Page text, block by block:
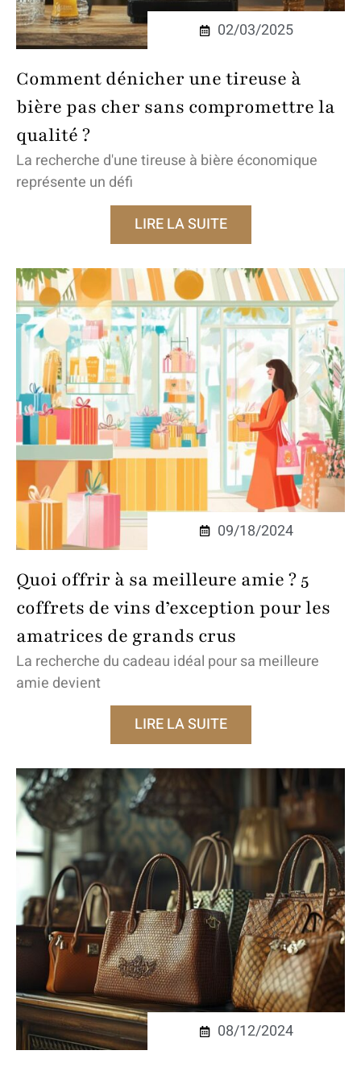
02/03/2025
Comment dénicher une tireuse à
bière pas cher sans compromettre la
qualité ?
La recherche d'une tireuse à bière économique
représente un défi
LIRE LA SUITE
09/18/2024
Quoi offrir à sa meilleure amie ? 5
coffrets de vins d’exception pour les
amatrices de grands crus
La recherche du cadeau idéal pour sa meilleure
amie devient
LIRE LA SUITE
08/12/2024